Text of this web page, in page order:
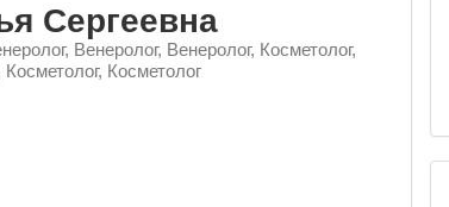
Сергеевна
Венеролог, Венеролог, Косметолог,
Косметолог